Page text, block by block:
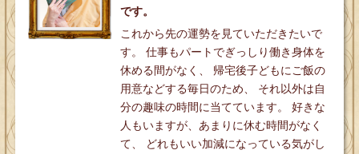
です。
これから先の運勢を見ていただきたいで
す。 仕事もパートでぎっしり働き身体を
休める間がなく、 帰宅後子どもにご飯の
用意などする毎日のため、 それ以外は自
分の趣味の時間に当てています。 好きな
人もいますが、あまりに休む時間がなく
て、 どれもいい加減になっている気がし